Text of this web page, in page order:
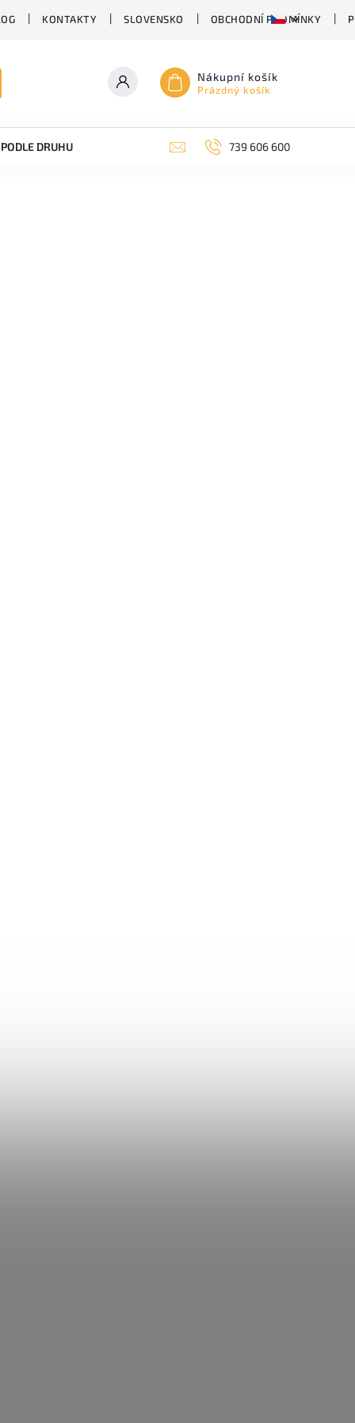
KONTAKTY SLOVENSKO OBCHODNÍ PODMÍNKY
Nákupní košík
Prázdný košík
PODLE DRUHU PIVA SUDOVÉ PIVO PIVO V PLECHU
739 606 600